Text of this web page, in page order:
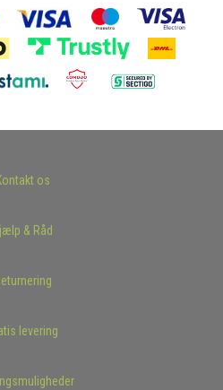
os
& Råd
levering